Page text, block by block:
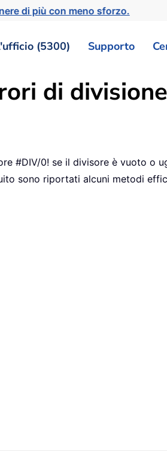
di più con meno sforzo.
(5300) Supporto
di
#DIV/0! se il divisore è vuoto o
sono riportati alcuni metodi